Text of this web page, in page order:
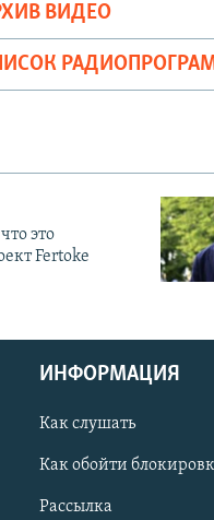
ВИДЕО
это
Fertoke
ИНФОРМАЦИЯ
Как слушать
Как обойти
Рассылка